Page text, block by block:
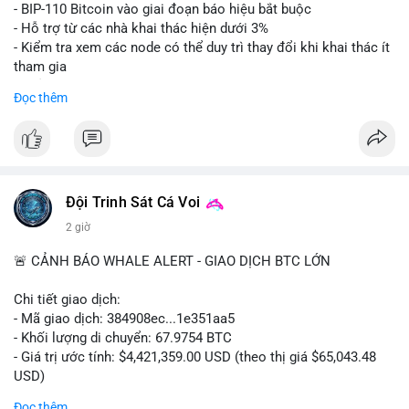
Lời khuyên: Nhà đầu tư nhỏ lẻ nên thận trọng quan sát biến
động thanh khoản trong 24-48 giờ tới. Tránh hành động theo
cảm xúc, hãy chờ xác nhận điểm đến của số BTC này trước khi
điều chỉnh vị thế.
#556btc #36trusd
- BIP-110 Bitcoin vào giai đoạn báo hiệu bắt buộc
- Hỗ trợ từ các nhà khai thác hiện dưới 3%
- Kiểm tra xem các node có thể duy trì thay đổi khi khai thác ít
tham gia
📰 Nguồn: Cointelegraph
Đọc thêm
Đội Trinh Sát Cá Voi
2 giờ
🚨 CẢNH BÁO WHALE ALERT - GIAO DỊCH BTC LỚN
Chi tiết giao dịch:
- Mã giao dịch: 384908ec...1e351aa5
- Khối lượng di chuyển: 67.9754 BTC
- Giá trị ước tính: $4,421,359.00 USD (theo thị giá $65,043.48
USD)